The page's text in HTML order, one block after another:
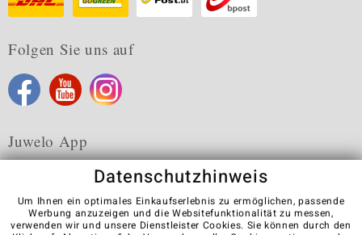
Folgen Sie uns auf
Juwelo App
Karriere AGB Datenschutz Cookies Impressum
Datenschutzhinweis
Um Ihnen ein optimales Einkaufserlebnis zu ermöglichen, passende
Werbung anzuzeigen und die Websitefunktionalität zu messen,
verwenden wir und unsere Dienstleister Cookies. Sie können durch den